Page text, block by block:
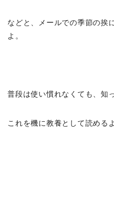
などと、メールでの季節の挨
よ。
普段は使い慣れなくても、知
これを機に教養として読める